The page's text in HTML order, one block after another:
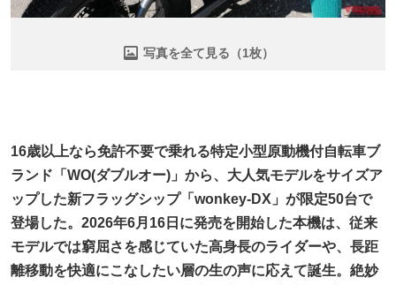
写真を全て見る（1枚）
16歳以上なら免許不要で乗れる特定小型原動機付自転車ブ
ランド「WO(ダブルオー)」から、大人気モデルをサイズア
ップした新フラッグシップ「wonkey-DX」が限定50台で
登場した。2026年6月16日に発売を開始した本機は、従来
モデルでは窮屈さを感じていた高身長のライダーや、長距
離移動を快適にこなしたい層の生の声に応えて誕生。絶妙